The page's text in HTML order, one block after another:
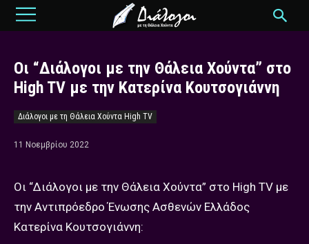
Οι “Διάλογοι με την Θάλεια Χούντα” στο
High TV με την Κατερίνα Κουτσογιάννη
Διάλογοι με τη Θάλεια Χούντα High TV
11 Νοεμβρίου 2022
Οι “Διάλογοι με την Θάλεια Χούντα” στο High TV με
την Αντιπρόεδρο Ένωσης Ασθενών Ελλάδος
Κατερίνα Κουτσογιάννη: